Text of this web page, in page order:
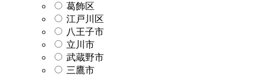
葛飾区
江戸川区
八王子市
立川市
武蔵野市
三鷹市